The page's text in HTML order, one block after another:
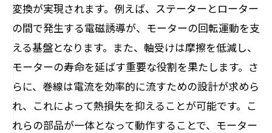
変換が実現されます。例えば、ステーターとローター
の間で発生する電磁誘導が、モーターの回転運動を支
える基盤となります。また、軸受けは摩擦を低減し、
モーターの寿命を延ばす重要な役割を果たします。さ
らに、巻線は電流を効率的に流すための設計が求めら
れ、これによって熱損失を抑えることが可能です。こ
れらの部品が一体となって動作することで、モーター